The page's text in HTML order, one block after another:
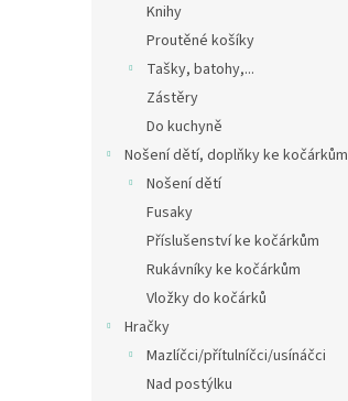
Knihy
Proutěné košíky
Tašky, batohy,...
Zástěry
Do kuchyně
Nošení dětí, doplňky ke kočárkům
Nošení dětí
Fusaky
Příslušenství ke kočárkům
Rukávníky ke kočárkům
Vložky do kočárků
Hračky
Mazlíčci/přítulníčci/usínáčci
Nad postýlku